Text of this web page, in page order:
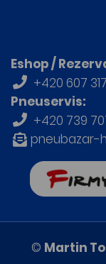
Eshop /
+420 607
Pneuservis:
+420 739
pneubazar-
© Martin